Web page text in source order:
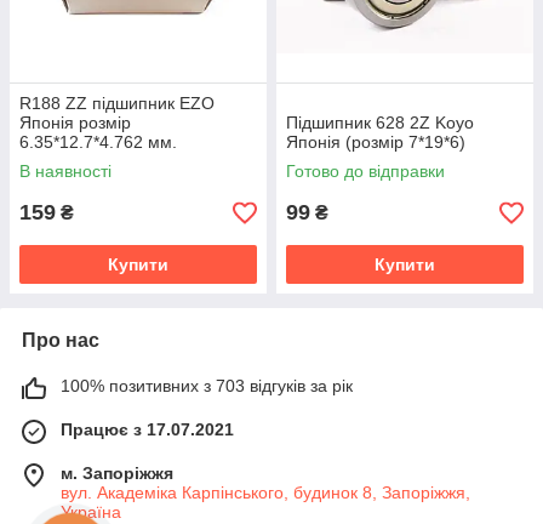
R188 ZZ підшипник EZO
Японія розмір
6.35*12.7*4.762 мм.
В наявності
159 ₴
Купити
Підшипник 628 2Z Koyo
Японія (розмір 7*19*6)
Готово до відправки
99 ₴
Купити
Про нас
100% позитивних з 703 відгуків за рік
Працює з 17.07.2021
м. Запоріжжя
вул. Академіка Карпінського, будинок 8, Запоріжжя,
Україна